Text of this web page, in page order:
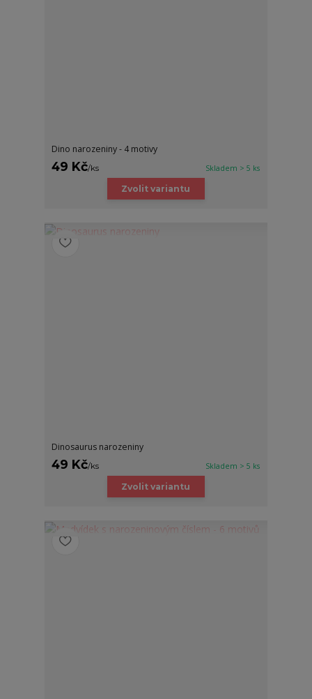
Dino narozeniny - 4 motivy
49 Kč/ks Skladem > 5 ks
Zvolit variantu
Dinosaurus narozeniny
49 Kč/ks Skladem > 5 ks
Zvolit variantu